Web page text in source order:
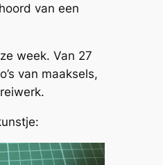
van een
week. Van 27
van maaksels,